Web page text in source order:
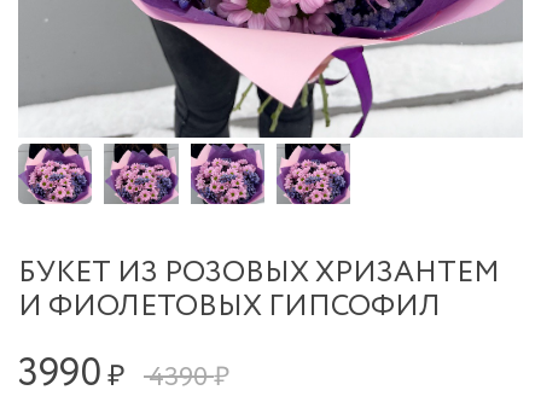
БУКЕТ ИЗ РОЗОВЫХ ХРИЗАНТЕМ
И ФИОЛЕТОВЫХ ГИПСОФИЛ
3990₽ 4390 ₽